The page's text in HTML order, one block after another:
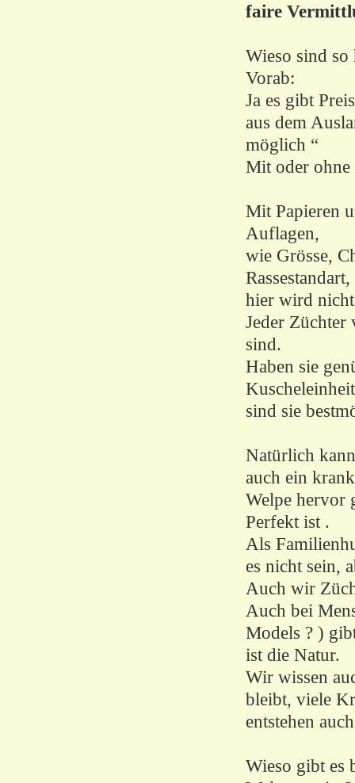
faire
Wieso sind so
Vorab:
Ja es gibt
aus dem
möglich “
Mit oder ohne
Mit Papieren
Auflagen,
wie Grösse,
Rassestandart,
hier wird
Jeder Züchter
sind.
Haben sie
sind sie
Natürlich
auch ein
Welpe hervor
Perfekt ist .
Als
es nicht sein,
Auch wir
Auch bei
Models ? )
ist die Natur.
Wir wissen
bleibt, viele
entstehen
Wieso gibt es